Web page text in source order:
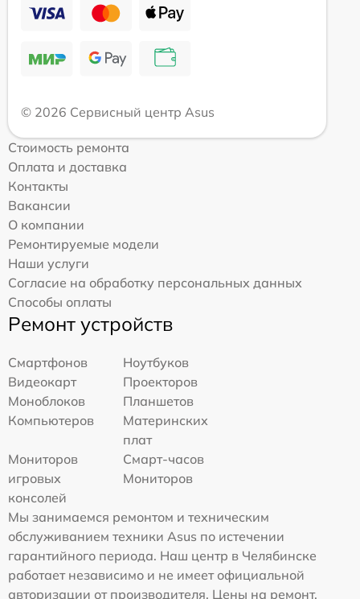
© 2026 Сервисный центр Asus
Стоимость ремонта
Оплата и доставка
Контакты
Вакансии
О компании
Ремонтируемые модели
Наши услуги
Согласие на обработку персональных данных
Способы оплаты
Ремонт устройств
Смартфонов
Ноутбуков
Видеокарт
Проекторов
Моноблоков
Планшетов
Компьютеров
Материнских
плат
Мониторов
Смарт-часов
игровых
консолей
Мониторов
Мы занимаемся ремонтом и техническим
обслуживанием техники Asus по истечении
гарантийного периода. Наш центр в Челябинске
работает независимо и не имеет официальной
авторизации от производителя. Цены на ремонт,